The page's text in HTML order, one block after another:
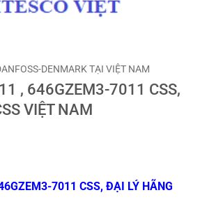
DENMARK TẠI VIỆT NAM
, 646GZEM3-7011 CSS,
VIỆT NAM
7011 CSS, ĐẠI LÝ HÃNG